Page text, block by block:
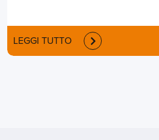
LEGGI TUTTO